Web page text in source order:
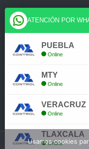
Cuenta
Tienda
Mi Cuenta
Usamos cookies
ATENCIÓN POR
PUEBLA
Online
MTY
Online
VERACRUZ
Online
TLAXCALA
Online